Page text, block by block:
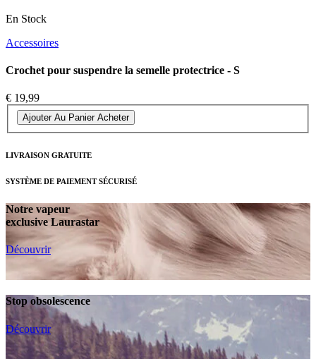
En Stock
Accessoires
Crochet pour suspendre la semelle protectrice - S
€ 19,99
Ajouter Au Panier Acheter
LIVRAISON GRATUITE
SYSTÈME DE PAIEMENT SÉCURISÉ
Notre vapeur
exclusive Laurastar
Découvrir
Stop obsolescence
Découvrir